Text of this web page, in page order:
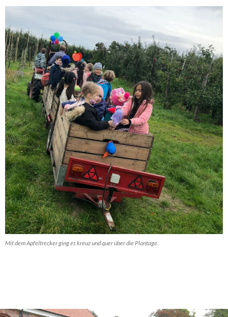
Mit dem Apfeltrecker ging es kreuz und quer über die Plantage.